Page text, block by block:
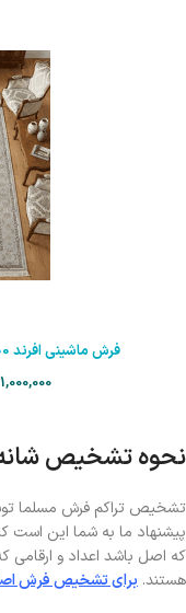
فرش ماشینی افرند 1500 شانه گل برجسته زمینه کرم کد 55017
نحوه تشخیص
تشخیص تراکم فرش مسلما
پیشنهاد ما به شما این است
که اصل باشد اعداد و
هستند. برای تشخیص فرش